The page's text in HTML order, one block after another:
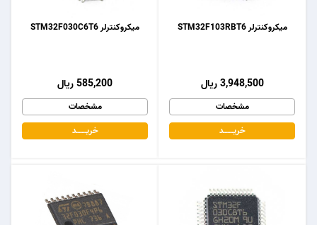
میکروکنترلر STM32F030C6T6
585,200 ریال
مشخصات
خریـــــــد
میکروکنترلر STM32F103RBT6
3,948,500 ریال
مشخصات
خریـــــــد